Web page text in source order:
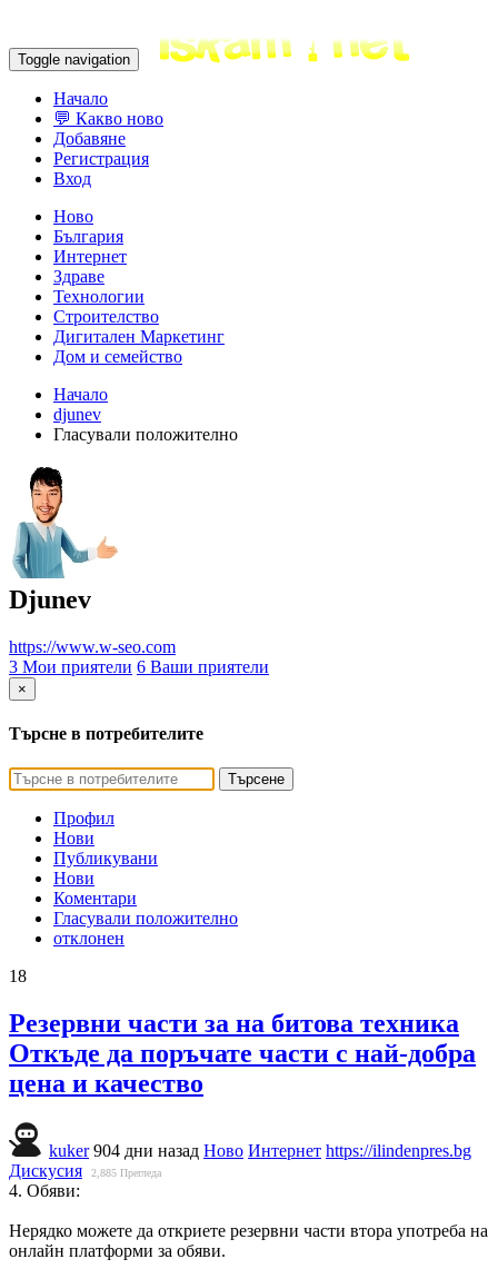
Toggle navigation
Начало
💬 Какво ново
Добавяне
Регистрация
Вход
Ново
България
Интернет
Здраве
Технологии
Строителство
Дигитален Маркетинг
Дом и семейство
Начало
djunev
Гласували положително
Djunev
https://www.w-seo.com
3 Мои приятели 6 Ваши приятели
×
Търсне в потребителите
Търсене
Профил
Нови
Публикувани
Нови
Коментари
Гласували положително
отклонен
18
Резервни части за на битова техника
Откъде да поръчате части с най-добра
цена и качество
kuker 904 дни назад Ново Интернет https://ilindenpres.bg
Дискусия
2,885 Прегледа
4. Обяви:
Нерядко можете да откриете резервни части втора употреба на
онлайн платформи за обяви.